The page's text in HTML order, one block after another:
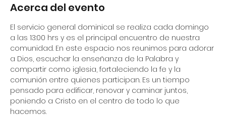
Acerca del evento
El servicio general dominical se realiza cada domingo
a las 13:00 hrs y es el principal encuentro de nuestra
comunidad. En este espacio nos reunimos para adorar
a Dios, escuchar la enseñanza de la Palabra y
compartir como iglesia, fortaleciendo la fe y la
comunión entre quienes participan. Es un tiempo
pensado para edificar, renovar y caminar juntos,
poniendo a Cristo en el centro de todo lo que
hacemos.